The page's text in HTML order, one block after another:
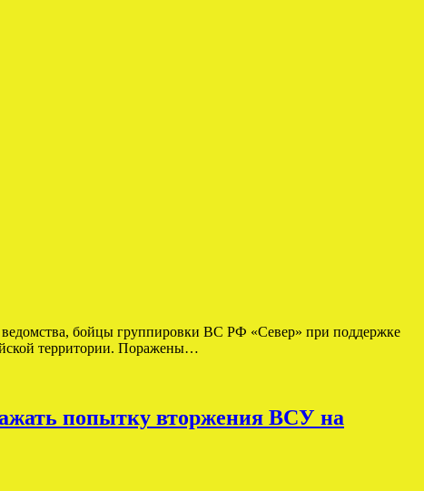
бойцы группировки ВС РФ «Север» при поддержке
территории. Поражены…
попытку вторжения ВСУ на